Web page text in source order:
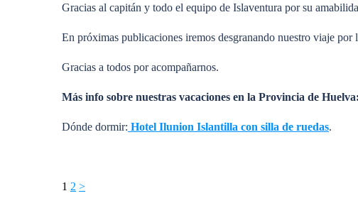
Gracias al capitán y todo el equipo de Islaventura por su
En próximas publicaciones iremos desgranando nuestro viaje
Gracias a todos por acompañarnos.
Más info sobre nuestras vacaciones en la Provincia de Huelva:
Dónde dormir: Hotel Ilunion Islantilla con silla de ruedas.
Paginación
1 2 >